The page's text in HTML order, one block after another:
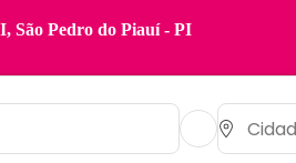
São Pedro do Piauí - PI